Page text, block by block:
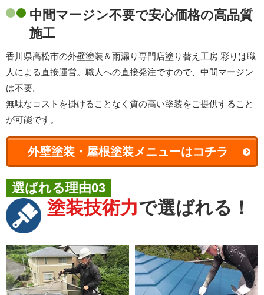
中間マージン不要で安心価格の高品質
施工
香川県高松市の外壁塗装＆雨漏り専門店塗り替え工房 彩りは職
人による直接運営。職人への直接発注ですので、中間マージン
は不要。
無駄なコストを掛けることなく質の高い塗装をご提供すること
が可能です。
外壁塗装・屋根塗装メニューはコチラ
塗装技術力で選ばれる！
選ばれる理由03